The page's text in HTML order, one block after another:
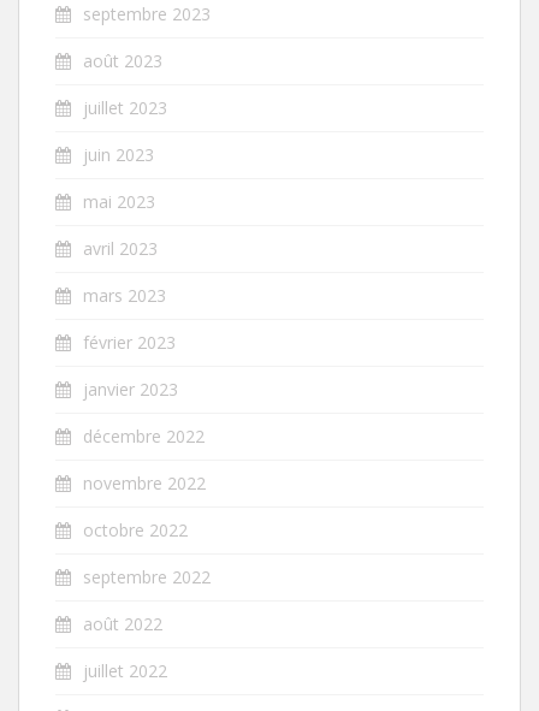
septembre 2023
août 2023
juillet 2023
juin 2023
mai 2023
avril 2023
mars 2023
février 2023
janvier 2023
décembre 2022
novembre 2022
octobre 2022
septembre 2022
août 2022
juillet 2022